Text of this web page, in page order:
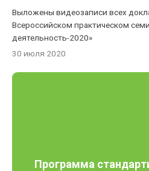
Выложены видеозаписи всех
Всероссийском практическом
деятельность-2020»
30 июля 2020
Программа